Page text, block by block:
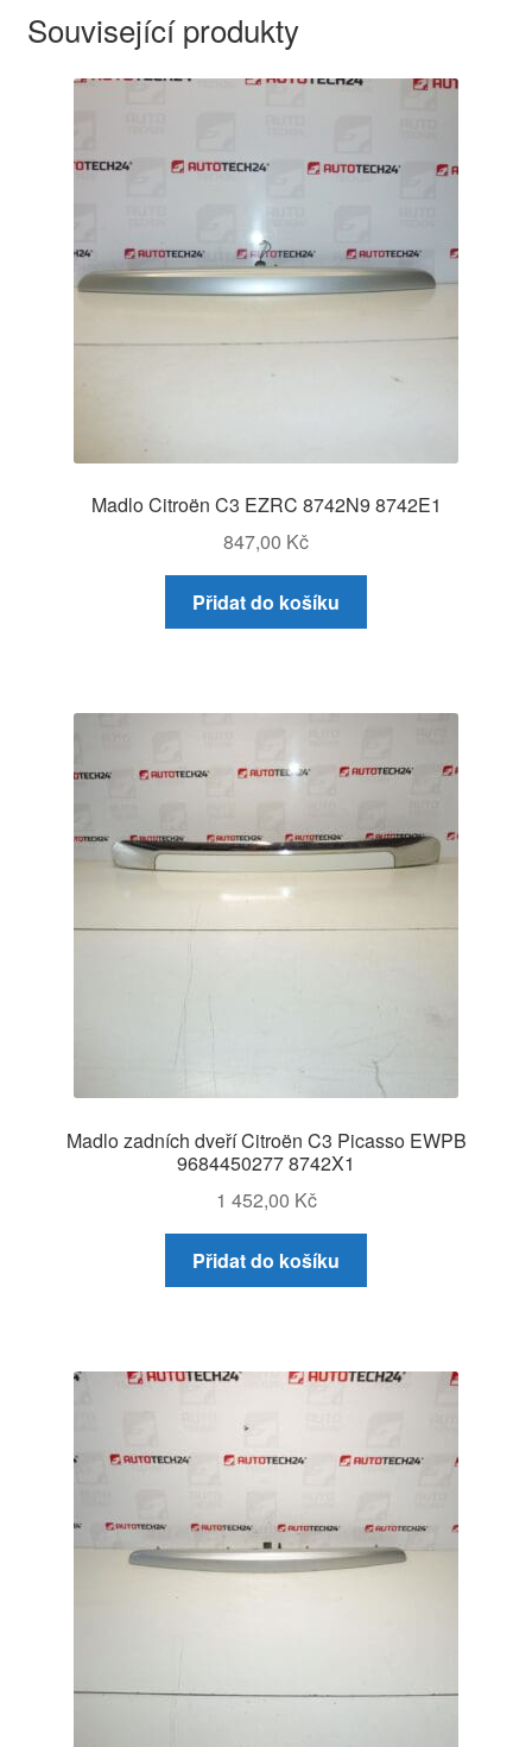
Související produkty
Madlo Citroën C3 EZRC 8742N9 8742E1
847,00 Kč
Přidat do košíku
Madlo zadních dveří Citroën C3 Picasso EWPB
9684450277 8742X1
1 452,00 Kč
Přidat do košíku